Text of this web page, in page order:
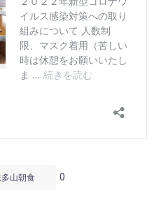
山朝食 0